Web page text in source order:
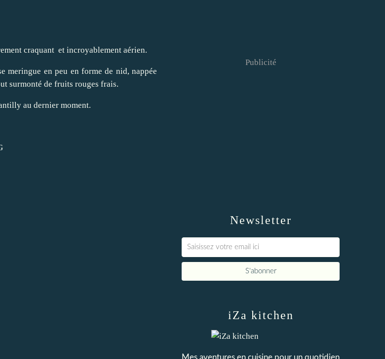
craquant et incroyablement aérien.
meringue en peu en forme de nid, nappée
surmonté de fruits rouges frais.
au dernier moment.
Newsletter
Publicité
iZa kitchen
Mes aventures en cuisine pour un quotidien